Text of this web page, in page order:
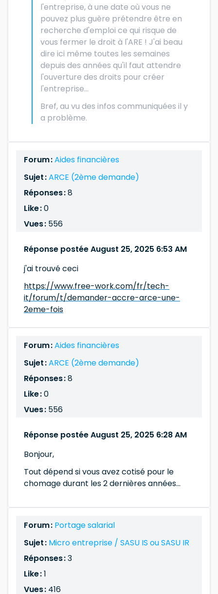
l'entreprise, à une date où vous ne
pouvez plus guère prétendre être en
recherche d'emploi ce qui risque de
vous fermer le droit à l'ARE ! J'ai beau
dire ici même toutes les semaines
depuis des années qu'il faut attendre
l'ouverture des droits pour créer
l'entreprise...
Bref, au vu des infos communiquées il y
a problème.
Forum :Aides financières
Sujet :ARCE (2ème demande)
Réponses :8
Like :0
Vues : 556
Réponse postée August 25, 2025 6:53 AM
j'ai trouvé ceci
https://www.free-work.com/fr/tech-
it/forum/t/demander-accre-arce-une-
2eme-fois
Forum :Aides financières
Sujet :ARCE (2ème demande)
Réponses :8
Like :0
Vues : 556
Réponse postée August 25, 2025 6:28 AM
Bonjour,
Tout dépend si vous avez cotisé pour le
chomage durant les 2 dernières années...
Forum : Portage salarial
Sujet : Micro entreprise / SASU IS ou SASU IR
Réponses :3
Like :1
Vues : 416